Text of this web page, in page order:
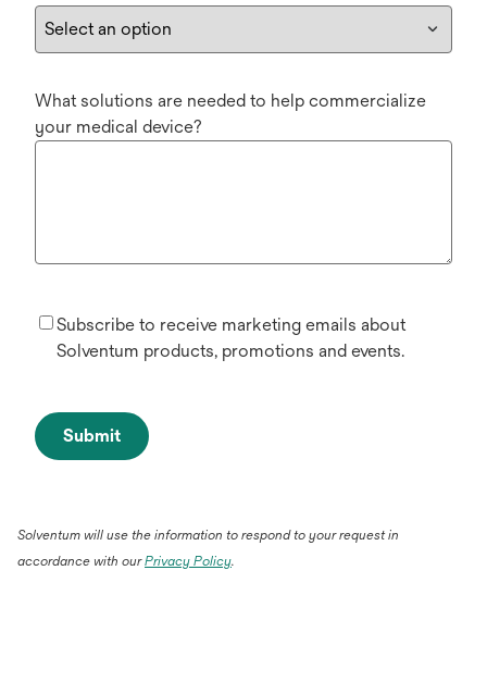
What solutions are needed to help commercialize
your medical device?
Subscribe to receive marketing emails about
Solventum products, promotions and events.
Submit
Solventum will use the information to respond to your request in
accordance with ourPrivacy Policy.